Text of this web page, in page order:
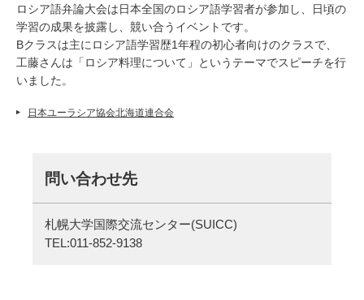
ロシア語弁論大会は日本全国のロシア語学習者が参加し、日頃の
学習の成果を披露し、競い合うイベントです。
Bクラスは主にロシア語学習歴1年程の初心者向けのクラスで、
工藤さんは「ロシア料理について」というテーマでスピーチを行
いました。
日本ユーラシア協会北海道連合会
問い合わせ先
札幌大学国際交流センター(SUICC)
TEL:011-852-9138